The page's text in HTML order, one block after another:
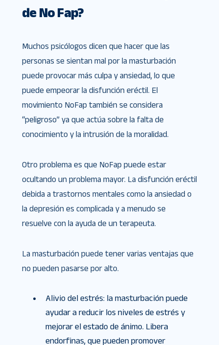
de No Fap?
Muchos psicólogos dicen que hacer que las
personas se sientan mal por la masturbación
puede provocar más culpa y ansiedad, lo que
puede empeorar la disfunción eréctil. El
movimiento NoFap también se considera
“peligroso” ya que actúa sobre la falta de
conocimiento y la intrusión de la moralidad.
Otro problema es que NoFap puede estar
ocultando un problema mayor. La disfunción eréctil
debida a trastornos mentales como la ansiedad o
la depresión es complicada y a menudo se
resuelve con la ayuda de un terapeuta.
La masturbación puede tener varias ventajas que
no pueden pasarse por alto.
Alivio del estrés: la masturbación puede
ayudar a reducir los niveles de estrés y
mejorar el estado de ánimo. Libera
endorfinas, que pueden promover